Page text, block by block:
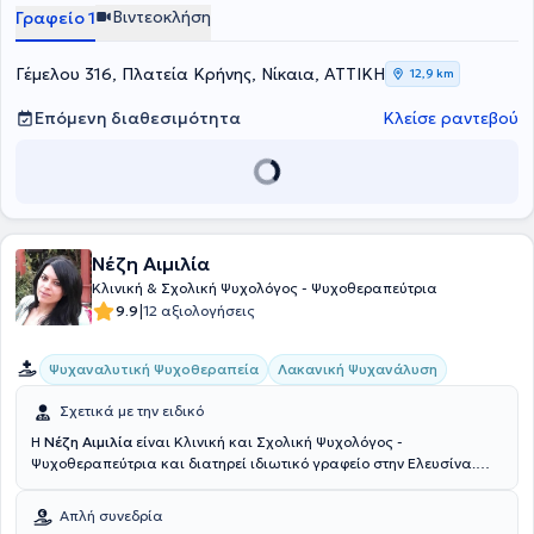
Γραφείο 1 Βιντεοκλήση
Γέμελου 316, Πλατεία Κρήνης, Νίκαια, ΑΤΤΙΚΗ 12,9 km
Επόμενη διαθεσιμότητα Κλείσε ραντεβού
Νέζη Αιμιλία
Κλινική & Σχολική Ψυχολόγος - Ψυχοθεραπεύτρια
9.9|12 αξιολογήσεις
Ψυχαναλυτική Ψυχοθεραπεία Λακανική Ψυχανάλυση
Σχετικά με την ειδικό
Η Νέζη Αιμιλία είναι Κλινική και Σχολική Ψυχολόγος -
Ψυχοθεραπεύτρια και διατηρεί ιδιωτικό γραφείο στην Ελευσίνα.
Πανεπιστημίου Αθηνών και κάτοχος του μεταπτυχιακού
προγράμματος σπουδών ειδίκευσης (MSc) στην Κλινική Ψυχολογία
Απλή συνεδρία